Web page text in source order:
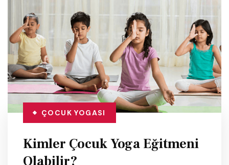
ÇOCUK YOGASI
Kimler Çocuk Yoga Eğitmeni
Olabilir?